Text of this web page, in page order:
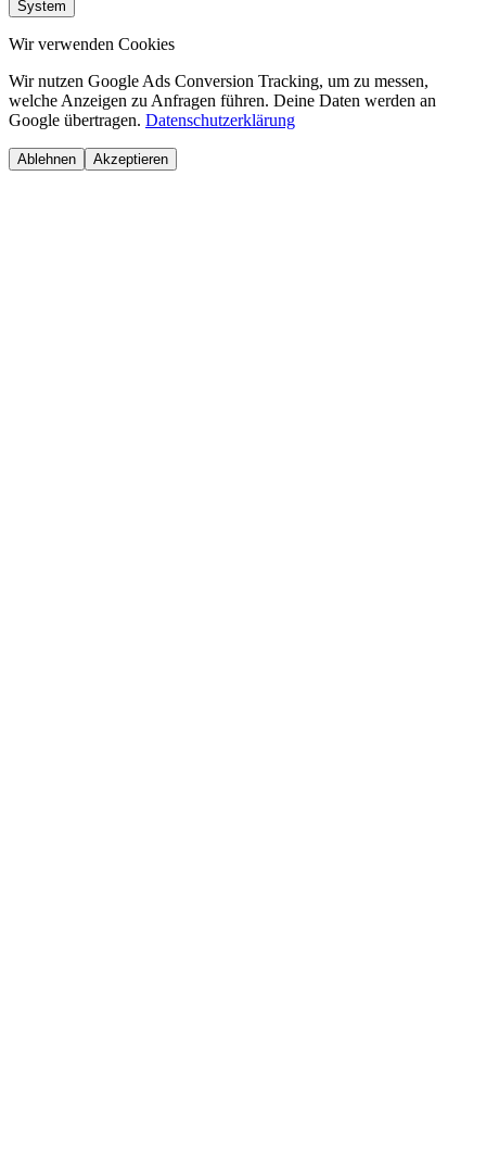
System
Wir verwenden Cookies
Wir nutzen Google Ads Conversion Tracking, um zu messen,
welche Anzeigen zu Anfragen führen. Deine Daten werden an
Google übertragen. Datenschutzerklärung
Ablehnen Akzeptieren